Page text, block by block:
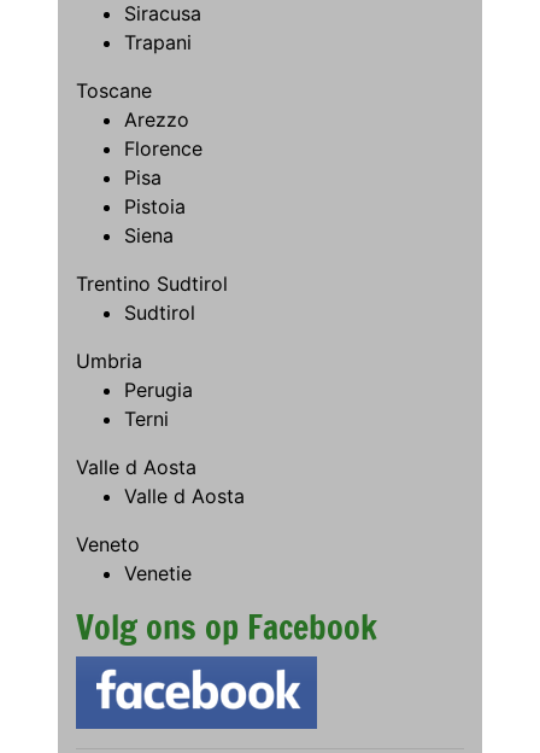
Siracusa
Trapani
Toscane
Arezzo
Florence
Pisa
Pistoia
Siena
Trentino Sudtirol
Sudtirol
Umbria
Perugia
Terni
Valle d Aosta
Valle d Aosta
Veneto
Venetie
Volg ons op Facebook